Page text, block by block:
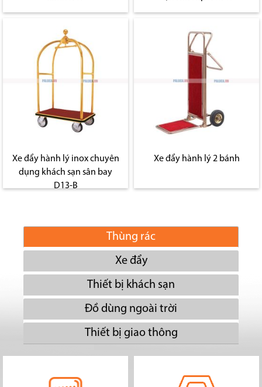
Xe đẩy hành lý inox chuyên
dụng khách sạn sân bay
D13-B
Xe đẩy hành lý 2 bánh
Thùng rác
Xe đẩy
Thiết bị khách sạn
Đồ dùng ngoài trời
Thiết bị giao thông